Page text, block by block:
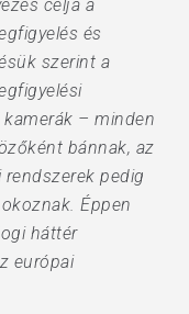
célja a
és
szerint a
– minden
bánnak, az
pedig
Éppen
háttér
európai